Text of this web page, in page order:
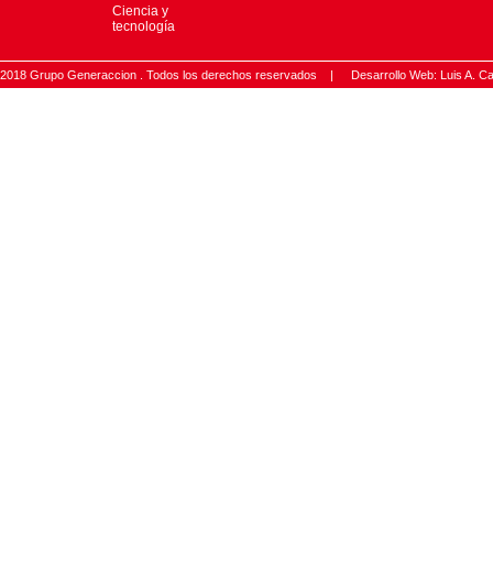
Ciencia y
tecnología
2018 Grupo Generaccion . Todos los derechos reservados | Desarrollo Web: Luis